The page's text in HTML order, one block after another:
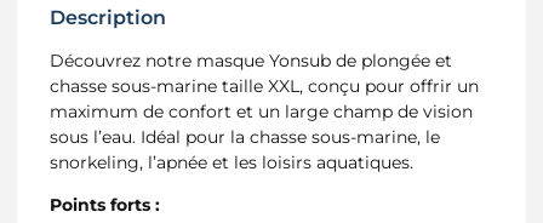
Description
Découvrez notre masque Yonsub de plongée et
chasse sous-marine taille XXL, conçu pour offrir un
maximum de confort et un large champ de vision
sous l’eau. Idéal pour la chasse sous-marine, le
snorkeling, l’apnée et les loisirs aquatiques.
Points forts :